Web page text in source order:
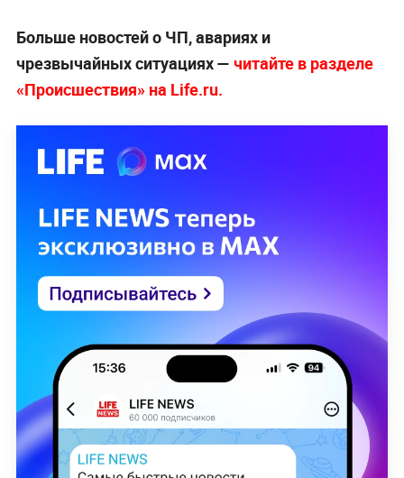
Больше новостей о ЧП, авариях и
чрезвычайных ситуациях — читайте в разделе
«Происшествия» на Life.ru.